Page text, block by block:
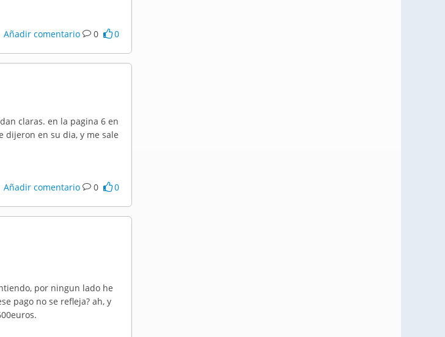
Añadir comentario 0 0
claras. en la pagina 6 en
dijeron en su dia, y me sale
Añadir comentario 0 0
por ningun lado he
pago no se refleja? ah, y